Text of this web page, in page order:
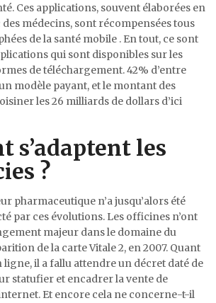
Ces applications, souvent élaborées en
médecins, sont récompensées tous
de la santé mobile . En tout, ce sont
qui sont disponibles sur les
de téléchargement. 42% d’entre
modèle payant, et le montant des
les 26 milliards de dollars d’ici
s’adaptent les
?
pharmaceutique n’a jusqu’alors été
par ces évolutions. Les officines n’ont
majeur dans le domaine du
de la carte Vitale 2, en 2007. Quant
ligne, il a fallu attendre un décret daté de
statufier et encadrer la vente de
Et encore cela ne concerne-t-il